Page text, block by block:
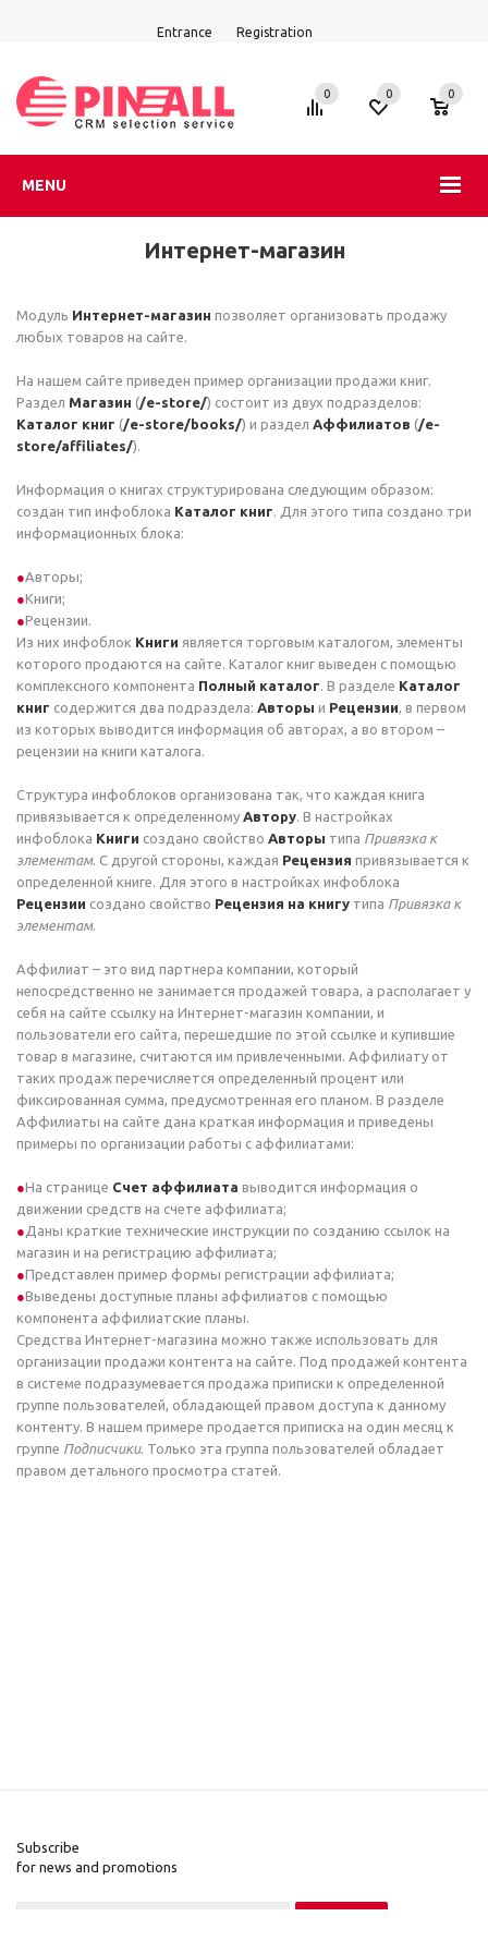
Entrance Registration
MENU
0 0 0
Интернет-магазин
Модуль Интернет-магазин позволяет организовать продажу
любых товаров на сайте.
На нашем сайте приведен пример организации продажи книг.
Раздел Магазин (/e-store/) состоит из двух подразделов:
Каталог книг (/e-store/books/) и раздел Аффилиатов (/e-
store/affiliates/).
Информация о книгах структурирована следующим образом:
создан тип инфоблока Каталог книг. Для этого типа создано три
информационных блока:
Авторы;
Книги;
Рецензии.
Из них инфоблок Книги является торговым каталогом, элементы
которого продаются на сайте. Каталог книг выведен с помощью
комплексного компонента Полный каталог. В разделе Каталог
книг содержится два подраздела: Авторы и Рецензии, в первом
из которых выводится информация об авторах, а во втором –
рецензии на книги каталога.
Структура инфоблоков организована так, что каждая книга
привязывается к определенному Автору. В настройках
инфоблока Книги создано свойство Авторы типа Привязка к
элементам. С другой стороны, каждая Рецензия привязывается к
определенной книге. Для этого в настройках инфоблока
Рецензии создано свойство Рецензия на книгу типа Привязка к
элементам.
Аффилиат – это вид партнера компании, который
непосредственно не занимается продажей товара, а располагает у
себя на сайте ссылку на Интернет-магазин компании, и
пользователи его сайта, перешедшие по этой ссылке и купившие
товар в магазине, считаются им привлеченными. Аффилиату от
таких продаж перечисляется определенный процент или
фиксированная сумма, предусмотренная его планом. В разделе
Аффилиаты на сайте дана краткая информация и приведены
примеры по организации работы с аффилиатами:
На странице Счет аффилиата выводится информация о
движении средств на счете аффилиата;
Даны краткие технические инструкции по созданию ссылок на
магазин и на регистрацию аффилиата;
Представлен пример формы регистрации аффилиата;
Выведены доступные планы аффилиатов с помощью
компонента аффилиатские планы.
Средства Интернет-магазина можно также использовать для
организации продажи контента на сайте. Под продажей контента
в системе подразумевается продажа приписки к определенной
группе пользователей, обладающей правом доступа к данному
контенту. В нашем примере продается приписка на один месяц к
группе Подписчики. Только эта группа пользователей обладает
правом детального просмотра статей.
Subscribe
for news and promotions